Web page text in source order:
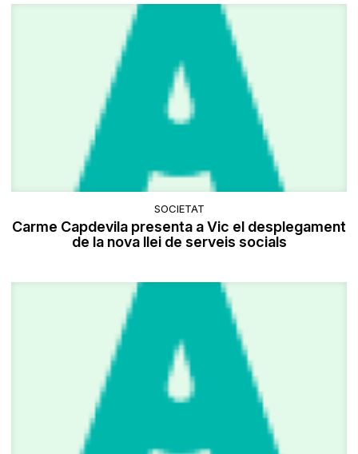
SOCIETAT
Carme Capdevila presenta a Vic el desplegament
de la nova llei de serveis socials